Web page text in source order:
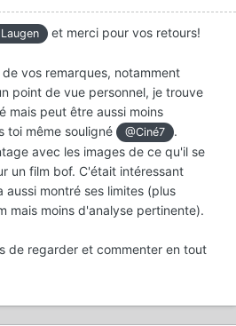
et merci pour vos retours!
vos remarques, notamment
point de vue personnel, je trouve
mais peut être aussi moins
toi même souligné
@Ciné7
.
avec les images de ce qu'il se
un film bof. C'était intéressant
aussi montré ses limites (plus
mais moins d'analyse pertinente).
de regarder et commenter en tout